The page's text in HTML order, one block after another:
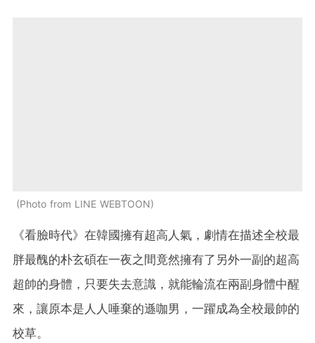
Photo from LINE WEBTOON
《看臉時代》在韓國擁有超高人氣，劇情在描述全校最
胖最醜的朴玄碩在一夜之間竟然擁有了另外一副的超高
超帥的身體，只要失去意識，就能輪流在兩副身體中醒
來，讓原本是人人唾棄的遜咖男，一躍成為全校最帥的
校草。